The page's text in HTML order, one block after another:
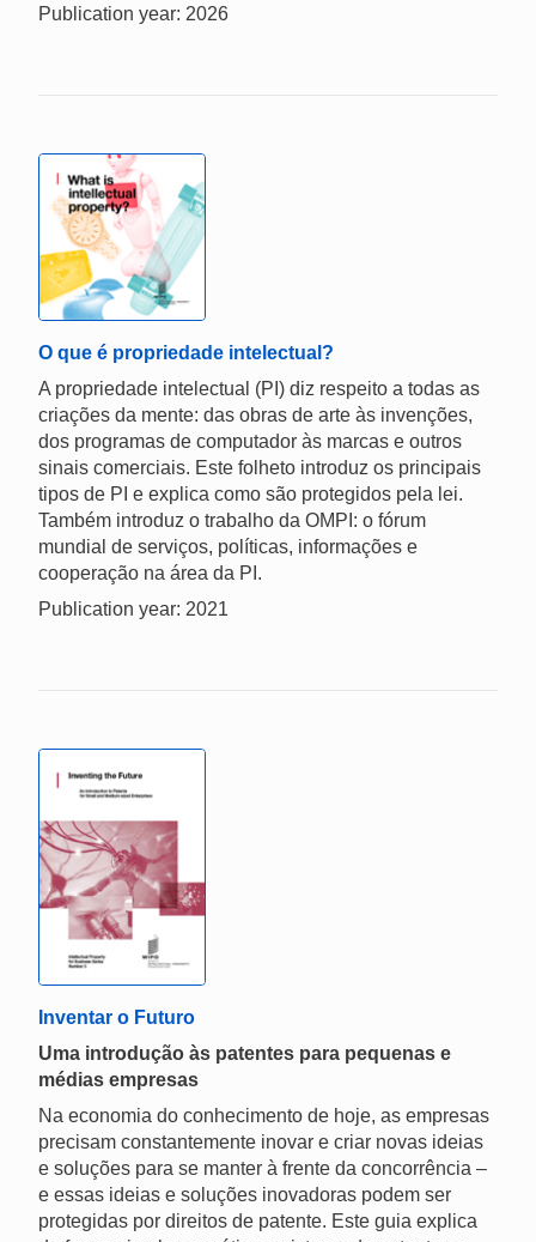
Publication year: 2026
O que é propriedade intelectual?
A propriedade intelectual (PI) diz respeito a todas as
criações da mente: das obras de arte às invenções,
dos programas de computador às marcas e outros
sinais comerciais. Este folheto introduz os principais
tipos de PI e explica como são protegidos pela lei.
Também introduz o trabalho da OMPI: o fórum
mundial de serviços, políticas, informações e
cooperação na área da PI.
Publication year: 2021
Inventar o Futuro
Uma introdução às patentes para pequenas e
médias empresas
Na economia do conhecimento de hoje, as empresas
precisam constantemente inovar e criar novas ideias
e soluções para se manter à frente da concorrência –
e essas ideias e soluções inovadoras podem ser
protegidas por direitos de patente. Este guia explica